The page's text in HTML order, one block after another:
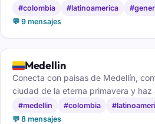
gente nueva, gratis y sin registro.
#colombia #latinoamerica
💬 9 mensajes
🇨🇴Medellin
Conecta con paisas de Medellín,
ciudad de la eterna primavera y haz
medellinense.
#medellin #colombia
💬 8 mensajes